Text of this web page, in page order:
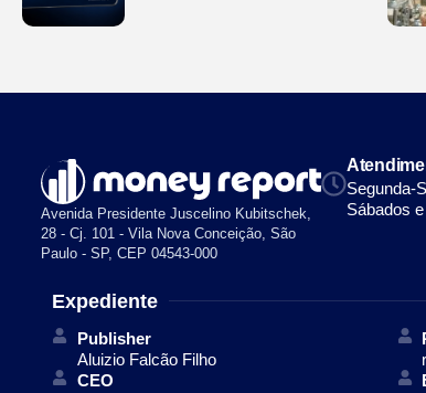
Avenida Presidente Juscelino Kubitschek,
28 - Cj. 101 - Vila Nova Conceição, São
Paulo - SP, CEP 04543-000
Segunda-
Sábados
Expediente
Publisher
Aluizio Falcão Filho
CEO